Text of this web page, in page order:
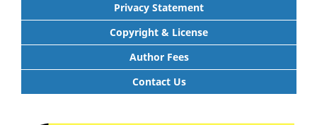
Privacy Statement
Copyright & License
Author Fees
Contact Us